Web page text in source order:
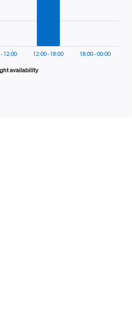
availability
12:00 12:00 - 18:00 18:00 - 00:00